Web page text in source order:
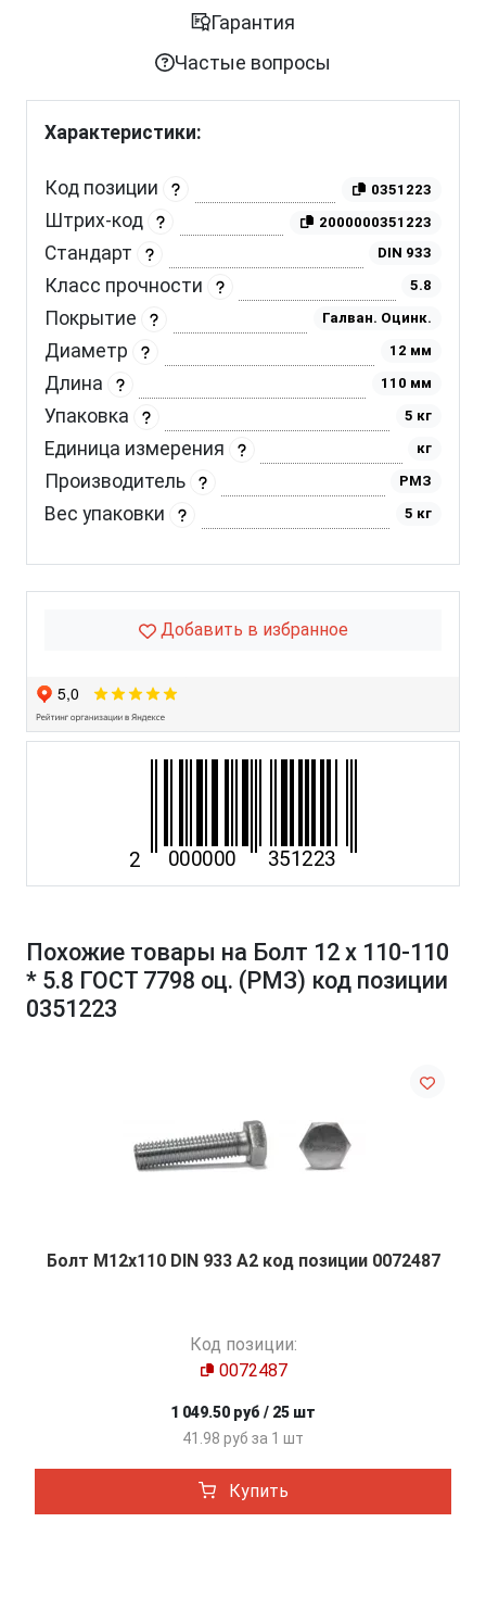
Гарантия
Частые вопросы
Характеристики:
Код позиции 0351223
Штрих-код 2000000351223
Стандарт DIN 933
Класс прочности 5.8
Покрытие Галван. Оцинк.
Диаметр 12 мм
Длина 110 мм
Упаковка 5 кг
Единица измерения кг
Производитель РМЗ
Вес упаковки 5 кг
Добавить в избранное
Похожие товары на Болт 12 х 110-110
* 5.8 ГОСТ 7798 оц. (РМЗ) код позиции
0351223
Болт М12х110 DIN 933 A2 код позиции 0072487
Код позиции:
0072487
1 049.50 руб / 25 шт
41.98 руб за 1 шт
Купить